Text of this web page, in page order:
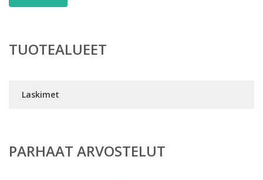
TUOTEALUEET
Laskimet
PARHAAT ARVOSTELUT